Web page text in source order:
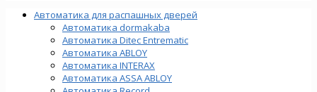
Автоматика для распашных дверей
Автоматика dormakaba
Автоматика Ditec Entrematic
Автоматика ABLOY
Автоматика INTERAX
Автоматика ASSA ABLOY